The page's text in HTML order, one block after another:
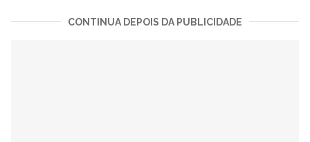
CONTINUA DEPOIS DA PUBLICIDADE